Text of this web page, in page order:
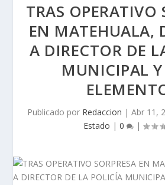
TRAS OPERATIVO
EN MATEHUALA,
A DIRECTOR DE
MUNICIPAL Y
Publicado por Redaccion | Abr 11,
Estado | 0 |